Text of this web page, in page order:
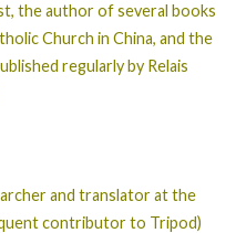
the author of several books
Church in China, and the
regularly by Relais
and translator at the
contributor to Tripod)